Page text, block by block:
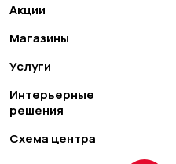
Акции
Магазины
Услуги
Интерьерные
решения
Схема центра